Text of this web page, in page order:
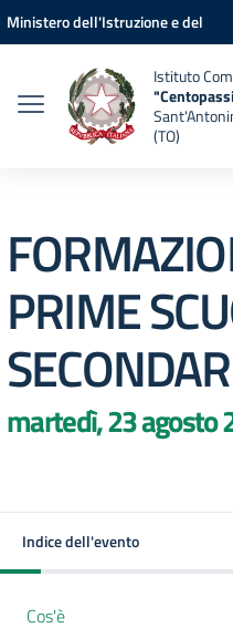
Vai ai contenuti
Vai al menu di navigazione
Vai al footer
Ministero dell'Istruzione e del
Istituto
(TO)
PRIME
martedì, 23 agosto
Indice dell'evento
Cos'è